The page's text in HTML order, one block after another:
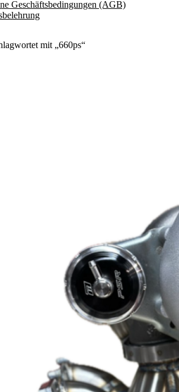
Geschäftsbedingungen (AGB)
mit „660ps“